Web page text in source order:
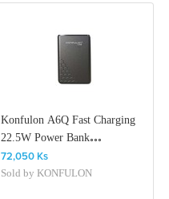
Konfulon A6Q Fast Charging
22.5W Power Bank
(10000mAh) Black
72,050 Ks
Sold byKONFULON